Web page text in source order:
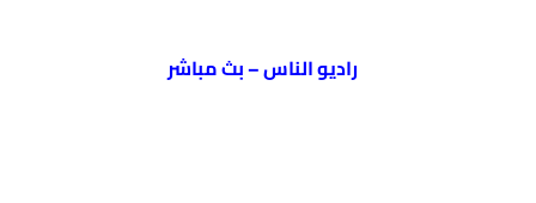
راديو الناس – بث مباشر